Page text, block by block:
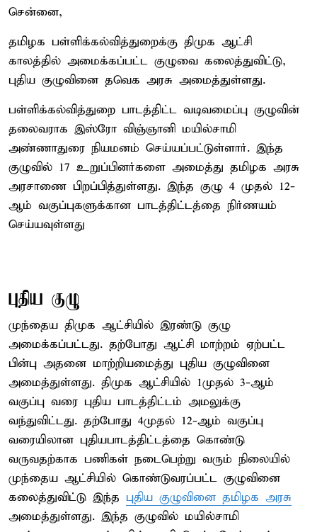
சென்னை,
தமிழக பள்ளிக்கல்வித்துறைக்கு திமுக ஆட்சி
காலத்தில் அமைக்கப்பட்ட குழுவை கலைத்துவிட்டு,
புதிய குழுவினை தவெக அரசு அமைத்துள்ளது.
பள்ளிக்கல்வித்துறை பாடத்திட்ட வடிவமைப்பு குழுவின்
தலைவராக இஸ்ரோ விஞ்ஞானி மயில்சாமி
அண்ணாதுரை நியமனம் செய்யப்பட்டுள்ளார். இந்த
குழுவில் 17 உறுப்பினர்களை அமைத்து தமிழக அரசு
அரசாணை பிறப்பித்துள்ளது. இந்த குழு 4 முதல் 12-
ஆம் வகுப்புகளுக்கான பாடத்திட்டத்தை நிர்ணயம்
செய்யவுள்ளது
புதிய குழு
முந்தைய திமுக ஆட்சியில் இரண்டு குழு
அமைக்கப்பட்டது. தற்போது ஆட்சி மாற்றம் ஏற்பட்ட
பின்பு அதனை மாற்றியமைத்து புதிய குழுவினை
அமைத்துள்ளது. திமுக ஆட்சியில் 1முதல் 3-ஆம்
வகுப்பு வரை புதிய பாடத்திட்டம் அமலுக்கு
வந்துவிட்டது. தற்போது 4முதல் 12-ஆம் வகுப்பு
வரையிலான புதியபாடத்திட்டத்தை கொண்டு
வருவதற்காக பணிகள் நடைபெற்று வரும் நிலையில்
முந்தைய ஆட்சியில் கொண்டுவரப்பட்ட குழுவினை
கலைத்துவிட்டு இந்த புதிய குழுவினை தமிழக அரசு
அமைத்துள்ளது. இந்த குழுவில் மயில்சாமி